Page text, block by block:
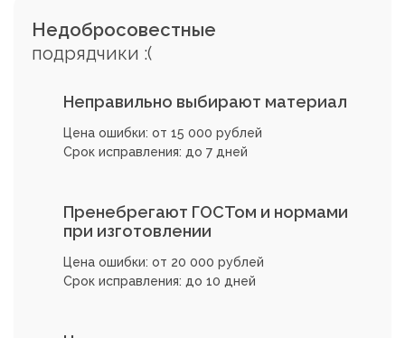
Недобросовестные
подрядчики :(
Неправильно выбирают материал
Цена ошибки: от 15 000 рублей
Срок исправления: до 7 дней
Пренебрегают ГОСТом и нормами
при изготовлении
Цена ошибки: от 20 000 рублей
Срок исправления: до 10 дней